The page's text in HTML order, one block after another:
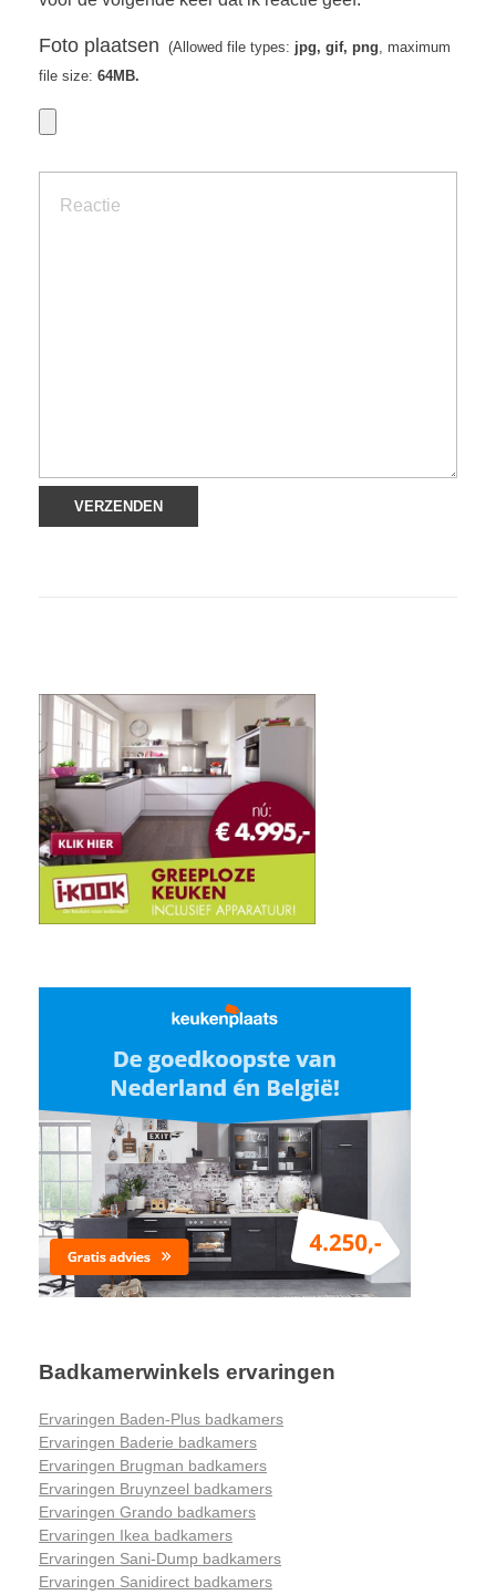
Foto plaatsen (Allowed file types: jpg, gif, png, maximum
file size: 64MB.
Badkamerwinkels ervaringen
Ervaringen Baden-Plus badkamers
Ervaringen Baderie badkamers
Ervaringen Brugman badkamers
Ervaringen Bruynzeel badkamers
Ervaringen Grando badkamers
Ervaringen Ikea badkamers
Ervaringen Sani-Dump badkamers
Ervaringen Sanidirect badkamers